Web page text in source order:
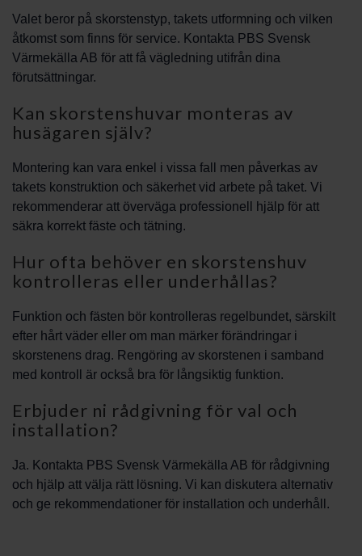
Valet beror på skorstenstyp, takets utformning och vilken
åtkomst som finns för service. Kontakta PBS Svensk
Värmekälla AB för att få vägledning utifrån dina
förutsättningar.
Kan skorstenshuvar monteras av
husägaren själv?
Montering kan vara enkel i vissa fall men påverkas av
takets konstruktion och säkerhet vid arbete på taket. Vi
rekommenderar att överväga professionell hjälp för att
säkra korrekt fäste och tätning.
Hur ofta behöver en skorstenshuv
kontrolleras eller underhållas?
Funktion och fästen bör kontrolleras regelbundet, särskilt
efter hårt väder eller om man märker förändringar i
skorstenens drag. Rengöring av skorstenen i samband
med kontroll är också bra för långsiktig funktion.
Erbjuder ni rådgivning för val och
installation?
Ja. Kontakta PBS Svensk Värmekälla AB för rådgivning
och hjälp att välja rätt lösning. Vi kan diskutera alternativ
och ge rekommendationer för installation och underhåll.